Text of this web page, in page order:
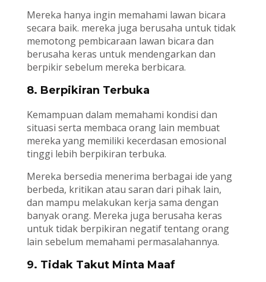
Mereka hanya ingin memahami lawan bicara
secara baik. mereka juga berusaha untuk tidak
memotong pembicaraan lawan bicara dan
berusaha keras untuk mendengarkan dan
berpikir sebelum mereka berbicara.
8. Berpikiran Terbuka
Kemampuan dalam memahami kondisi dan
situasi serta membaca orang lain membuat
mereka yang memiliki kecerdasan emosional
tinggi lebih berpikiran terbuka.
Mereka bersedia menerima berbagai ide yang
berbeda, kritikan atau saran dari pihak lain,
dan mampu melakukan kerja sama dengan
banyak orang. Mereka juga berusaha keras
untuk tidak berpikiran negatif tentang orang
lain sebelum memahami permasalahannya.
9. Tidak Takut Minta Maaf